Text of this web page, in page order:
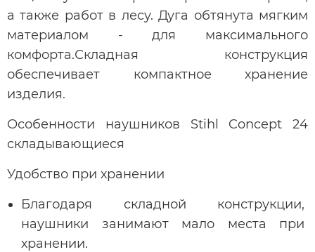
а также работ в лесу. Дуга обтянута мягким
материалом - для максимального
комфорта.Складная конструкция
обеспечивает компактное хранение
изделия.
Особенности наушников Stihl Concept 24
складывающиеся
Удобство при хранении
Благодаря складной конструкции,
наушники занимают мало места при
хранении.